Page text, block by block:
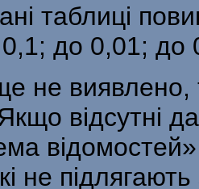
таблиці
до 0,01; до
не виявлено,
відсутні
не